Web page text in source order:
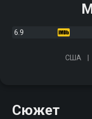
6.9
США
Сюжет